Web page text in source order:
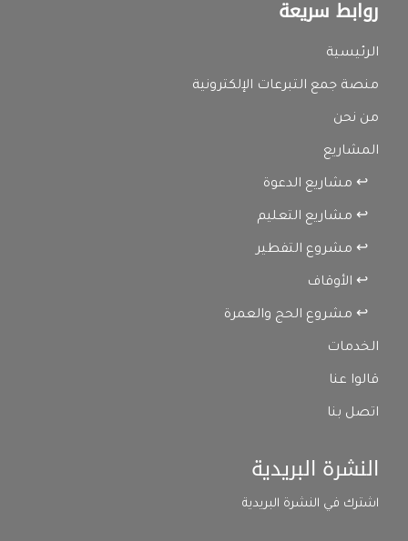
روابط سريعة
الرئيسية
منصة جمع التبرعات الإلكترونية
من نحن
المشاريع
↩ مشاريع الدعوة
↩ مشاريع التعليم
↩ مشروع التفطير
↩ الأوقاف
↩ مشروع الحج والعمرة
الخدمات
قالوا عنا
اتصل بنا
النشرة البريدية
اشترك في النشرة البريدية